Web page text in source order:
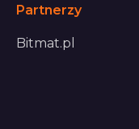
Partnerzy
Bitmat.pl